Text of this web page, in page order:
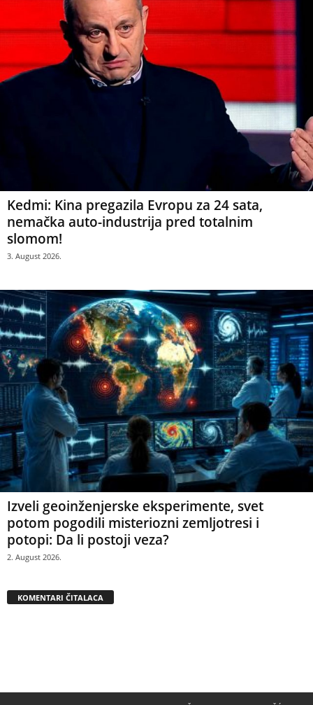
Kedmi: Kina pregazila Evropu za 24 sata,
nemačka auto-industrija pred totalnim
slomom!
3. August 2026.
Izveli geoinženjerske eksperimente, svet
potom pogodili misteriozni zemljotresi i
potopi: Da li postoji veza?
2. August 2026.
KOMENTARI ČITALACA